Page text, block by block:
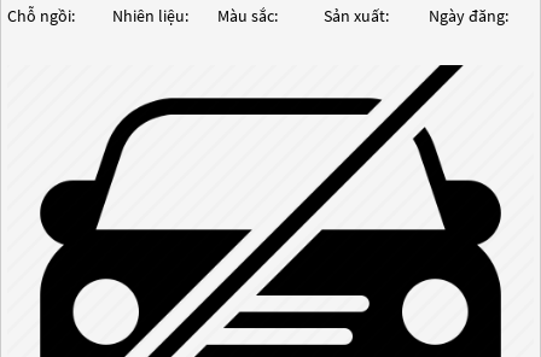
Chỗ ngồi: Nhiên liệu: Màu sắc: Sản xuất: Ngày đăng: